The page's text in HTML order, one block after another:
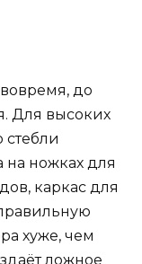
вовремя, до
Для высоких
стебли
на ножках для
каркас для
хуже, чем
ложное